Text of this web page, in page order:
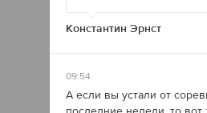
Константин Эрнст
09:54
А если вы устали от